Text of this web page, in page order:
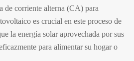
de corriente alterna (CA) para
es crucial en este proceso de
la energía solar aprovechada por sus
para alimentar su hogar o